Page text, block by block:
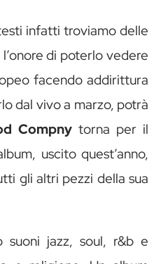
infatti troviamo delle
di poterlo vedere
facendo addirittura
dal vivo a marzo, potrà
Compny torna per il
uscito quest’anno,
gli altri pezzi della sua
suoni jazz, soul, r&b e